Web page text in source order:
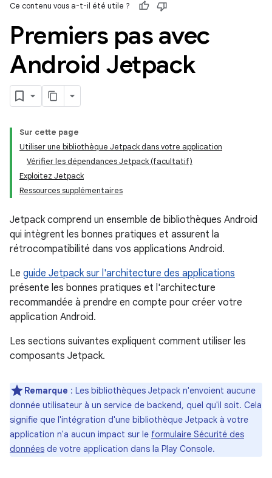
Ce contenu vous a-t-il été utile ?
Premiers pas avec
Android Jetpack
Sur cette page
Utiliser une bibliothèque Jetpack dans votre application
Vérifier les dépendances Jetpack (facultatif)
Exploitez Jetpack
Ressources supplémentaires
Jetpack comprend un ensemble de bibliothèques Android
qui intègrent les bonnes pratiques et assurent la
rétrocompatibilité dans vos applications Android.
Le guide Jetpack sur l'architecture des applications
présente les bonnes pratiques et l'architecture
recommandée à prendre en compte pour créer votre
application Android.
Les sections suivantes expliquent comment utiliser les
composants Jetpack.
Remarque : Les bibliothèques Jetpack n'envoient aucune
donnée utilisateur à un service de backend, quel qu'il soit. Cela
signifie que l'intégration d'une bibliothèque Jetpack à votre
application n'a aucun impact sur le formulaire Sécurité des
données de votre application dans la Play Console.